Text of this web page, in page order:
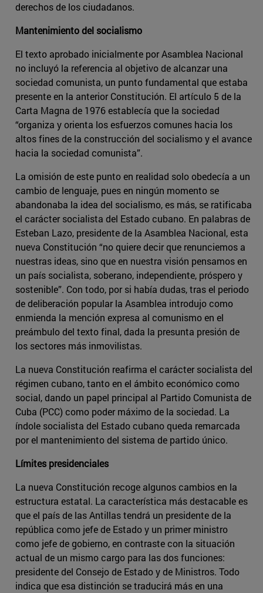
derechos de los ciudadanos.
Mantenimiento del socialismo
El texto aprobado inicialmente por Asamblea Nacional
no incluyó la referencia al objetivo de alcanzar una
sociedad comunista, un punto fundamental que estaba
presente en la anterior Constitución. El artículo 5 de la
Carta Magna de 1976 establecía que la sociedad
“organiza y orienta los esfuerzos comunes hacia los
altos fines de la construcción del socialismo y el avance
hacia la sociedad comunista”.
La omisión de este punto en realidad solo obedecía a un
cambio de lenguaje, pues en ningún momento se
abandonaba la idea del socialismo, es más, se ratificaba
el carácter socialista del Estado cubano. En palabras de
Esteban Lazo, presidente de la Asamblea Nacional, esta
nueva Constitución “no quiere decir que renunciemos a
nuestras ideas, sino que en nuestra visión pensamos en
un país socialista, soberano, independiente, próspero y
sostenible”. Con todo, por si había dudas, tras el periodo
de deliberación popular la Asamblea introdujo como
enmienda la mención expresa al comunismo en el
preámbulo del texto final, dada la presunta presión de
los sectores más inmovilistas.
La nueva Constitución reafirma el carácter socialista del
régimen cubano, tanto en el ámbito económico como
social, dando un papel principal al Partido Comunista de
Cuba (PCC) como poder máximo de la sociedad. La
índole socialista del Estado cubano queda remarcada
por el mantenimiento del sistema de partido único.
Límites presidenciales
La nueva Constitución recoge algunos cambios en la
estructura estatal. La característica más destacable es
que el país de las Antillas tendrá un presidente de la
república como jefe de Estado y un primer ministro
como jefe de gobierno, en contraste con la situación
actual de un mismo cargo para las dos funciones:
presidente del Consejo de Estado y de Ministros. Todo
indica que esa distinción se traducirá más en una